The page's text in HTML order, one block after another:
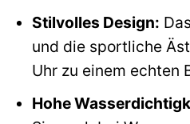
Stilvolles Design:
und die sportliche
Uhr zu einem echten
Hohe